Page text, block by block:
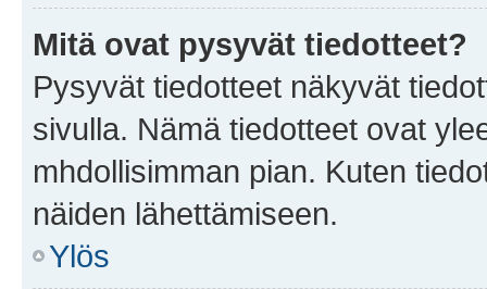
Mitä ovat pysyvät tiedotteet?
Pysyvät tiedotteet näkyvät
sivulla. Nämä tiedotteet ovat
mhdollisimman pian. Kuten
näiden lähettämiseen.
Ylös